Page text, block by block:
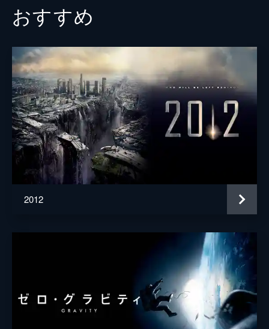
フランク・ディレイン
ジョゼフ・マウル
エドワード・アシュリー
サム・キーリー
ゲイリー・ビードル
ドナルド・サンプター
監督 ロン・ハワード
チャールズ・リーヴィット
ナサニエル・フィルブリック
音楽 ロケ・バニョス
ジョー・ロス
おすすめ
2012